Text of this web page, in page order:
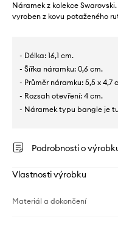
Náramek z kolekce
vyroben z kovu potaženého
- Délka: 16,1 cm.
- Šířka náramku: 0,6 cm.
- Průměr náramku: 5,5 x 4,7
- Rozsah otevření: 4 cm.
- Náramek typu bangle je
Podrobnosti o
Vlastnosti výrobku
Materiál a dokončení